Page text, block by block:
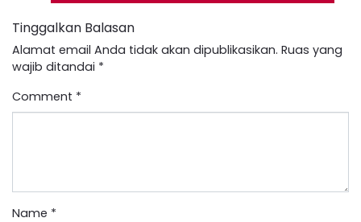
Tinggalkan Balasan
Alamat email Anda tidak akan dipublikasikan. Ruas yang
wajib ditandai *
Comment *
Name *